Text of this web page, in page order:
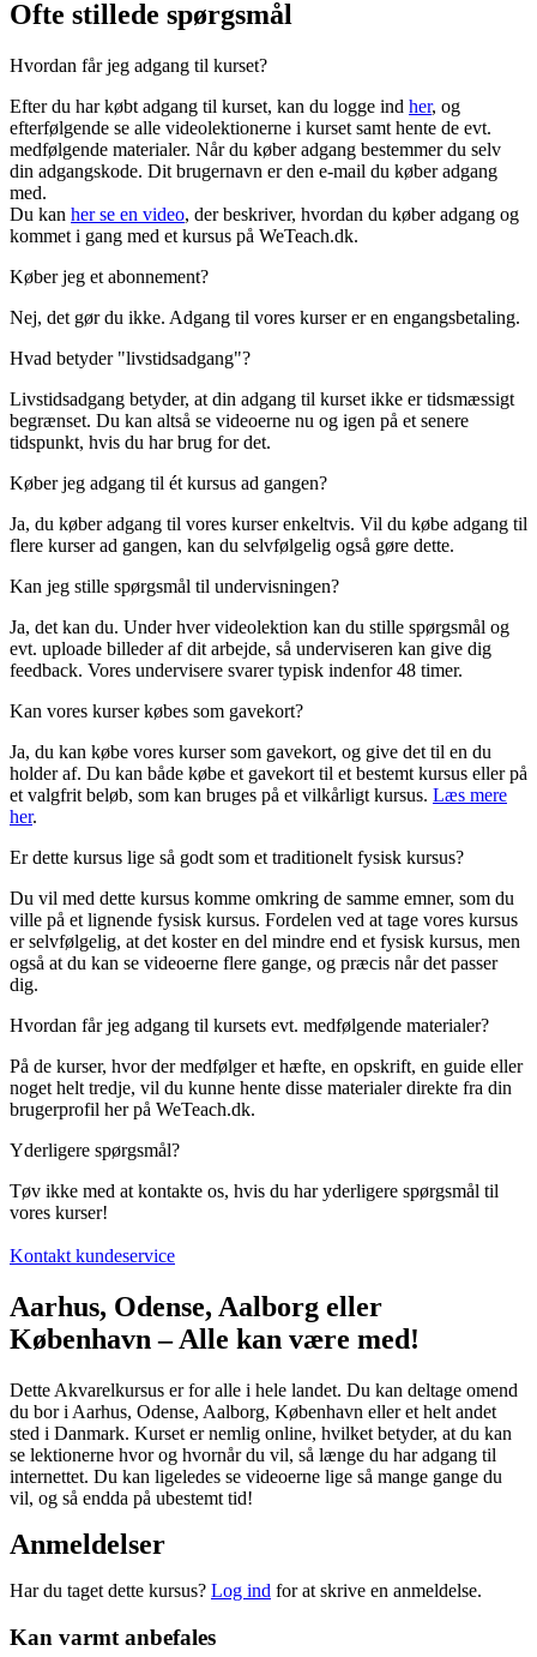
Ofte stillede spørgsmål
Hvordan får jeg adgang til kurset?
Efter du har købt adgang til kurset, kan du logge ind her, og
efterfølgende se alle videolektionerne i kurset samt hente de evt.
medfølgende materialer. Når du køber adgang bestemmer du selv
din adgangskode. Dit brugernavn er den e-mail du køber adgang
med.
Du kan her se en video, der beskriver, hvordan du køber adgang og
kommet i gang med et kursus på WeTeach.dk.
Køber jeg et abonnement?
Nej, det gør du ikke. Adgang til vores kurser er en engangsbetaling.
Hvad betyder "livstidsadgang"?
Livstidsadgang betyder, at din adgang til kurset ikke er tidsmæssigt
begrænset. Du kan altså se videoerne nu og igen på et senere
tidspunkt, hvis du har brug for det.
Køber jeg adgang til ét kursus ad gangen?
Ja, du køber adgang til vores kurser enkeltvis. Vil du købe adgang til
flere kurser ad gangen, kan du selvfølgelig også gøre dette.
Kan jeg stille spørgsmål til undervisningen?
Ja, det kan du. Under hver videolektion kan du stille spørgsmål og
evt. uploade billeder af dit arbejde, så underviseren kan give dig
feedback. Vores undervisere svarer typisk indenfor 48 timer.
Kan vores kurser købes som gavekort?
Ja, du kan købe vores kurser som gavekort, og give det til en du
holder af. Du kan både købe et gavekort til et bestemt kursus eller på
et valgfrit beløb, som kan bruges på et vilkårligt kursus. Læs mere
her.
Er dette kursus lige så godt som et traditionelt fysisk kursus?
Du vil med dette kursus komme omkring de samme emner, som du
ville på et lignende fysisk kursus. Fordelen ved at tage vores kursus
er selvfølgelig, at det koster en del mindre end et fysisk kursus, men
også at du kan se videoerne flere gange, og præcis når det passer
dig.
Hvordan får jeg adgang til kursets evt. medfølgende materialer?
På de kurser, hvor der medfølger et hæfte, en opskrift, en guide eller
noget helt tredje, vil du kunne hente disse materialer direkte fra din
brugerprofil her på WeTeach.dk.
Yderligere spørgsmål?
Tøv ikke med at kontakte os, hvis du har yderligere spørgsmål til
vores kurser!
Kontakt kundeservice
Aarhus, Odense, Aalborg eller
København – Alle kan være med!
Dette Akvarelkursus er for alle i hele landet. Du kan deltage omend
du bor i Aarhus, Odense, Aalborg, København eller et helt andet
sted i Danmark. Kurset er nemlig online, hvilket betyder, at du kan
se lektionerne hvor og hvornår du vil, så længe du har adgang til
internettet. Du kan ligeledes se videoerne lige så mange gange du
vil, og så endda på ubestemt tid!
Anmeldelser
Har du taget dette kursus? Log ind for at skrive en anmeldelse.
Kan varmt anbefales